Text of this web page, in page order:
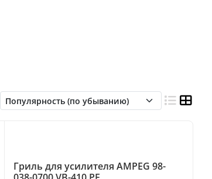
Гриль для усилителя AMPEG 98-